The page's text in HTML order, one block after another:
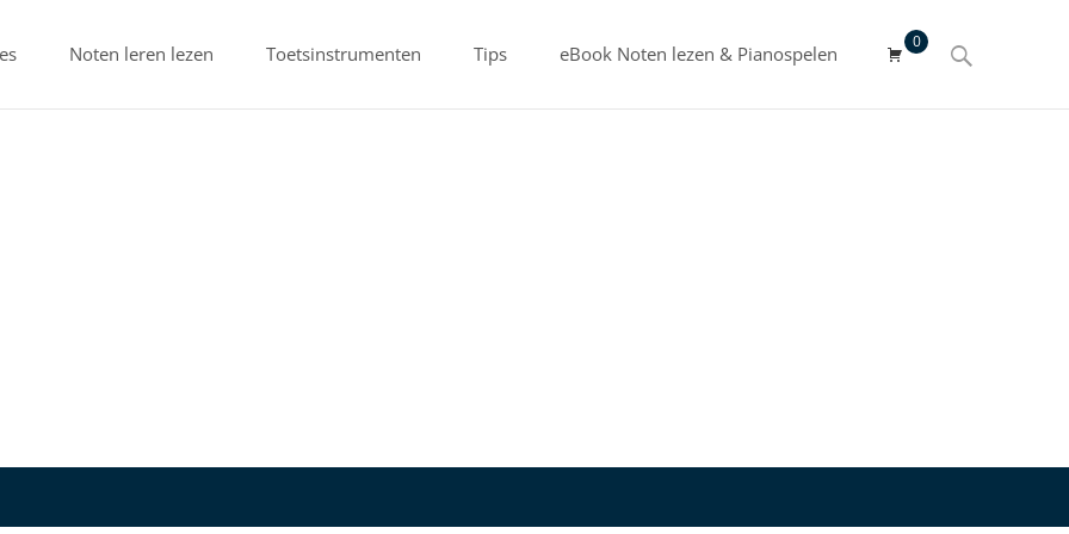
Noten leren lezen Toetsinstrumenten Tips eBook Noten lezen & Pianospelen
0
Search